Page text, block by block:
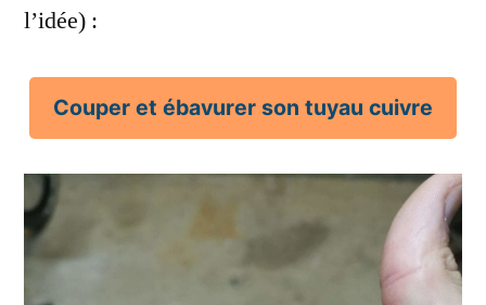
l’idée) :
Couper et ébavurer son tuyau cuivre